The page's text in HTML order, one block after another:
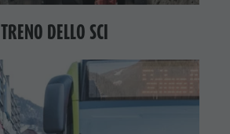
TRENO DELLO SCI